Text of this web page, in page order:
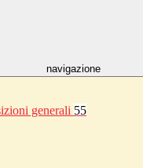
navigazione
generali 55